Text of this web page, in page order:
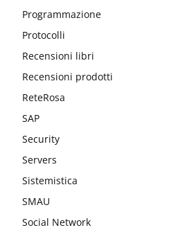
Programmazione
Protocolli
Recensioni libri
Recensioni prodotti
ReteRosa
SAP
Security
Servers
Sistemistica
SMAU
Social Network